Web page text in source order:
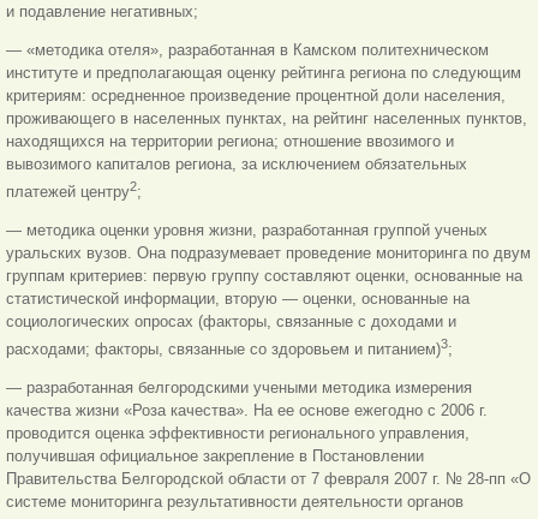
и подавление негативных;
— «методика отеля», разработанная в Камском политехническом
институте и предполагающая оценку рейтинга региона по следующим
критериям: осредненное произведение процентной доли населения,
проживающего в населенных пунктах, на рейтинг населенных пунктов,
находящихся на территории региона; отношение ввозимого и
вывозимого капиталов региона, за исключением обязательных
платежей центру2;
— методика оценки уровня жизни, разработанная группой ученых
уральских вузов. Она подразумевает проведение мониторинга по двум
группам критериев: первую группу составляют оценки, основанные на
статистической информации, вторую — оценки, основанные на
социологических опросах (факторы, связанные с доходами и
расходами; факторы, связанные со здоровьем и питанием)3;
— разработанная белгородскими учеными методика измерения
качества жизни «Роза качества». На ее основе ежегодно с 2006 г.
проводится оценка эффективности регионального управления,
получившая официальное закрепление в Постановлении
Правительства Белгородской области от 7 февраля 2007 г. № 28-пп «О
системе мониторинга результативности деятельности органов